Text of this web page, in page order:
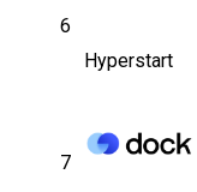
6
Hyperstart
7